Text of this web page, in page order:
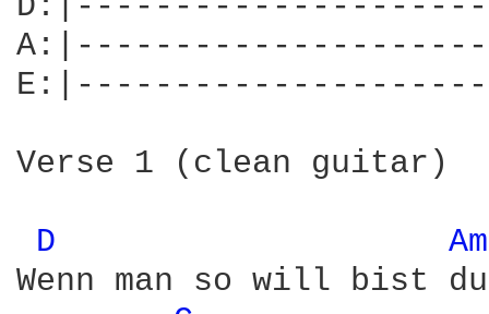
Verse 1 (clean guitar)
D
Wenn man so will bist